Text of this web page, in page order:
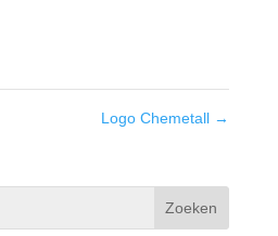
Logo Chemetall →